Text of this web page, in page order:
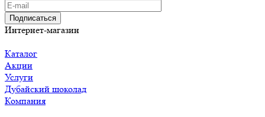
Подписаться
Интернет-магазин
Каталог
Акции
Услуги
Дубайский шоколад
Компания